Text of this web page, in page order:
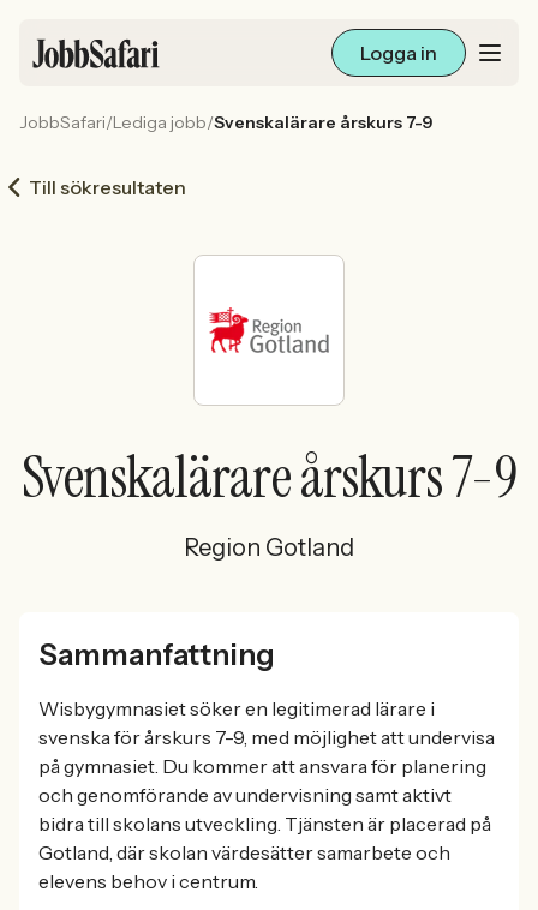
Logga in
Arbetsliv och karriär
För arbetsgivare
Sök med AI
Ny här? Skapa konto
JobbSafari/Lediga jobb/Svenskalärare årskurs 7-9
Till sökresultaten
Svenskalärare årskurs 7-9
Region Gotland
Sammanfattning
Wisbygymnasiet söker en legitimerad lärare i
svenska för årskurs 7-9, med möjlighet att undervisa
på gymnasiet. Du kommer att ansvara för planering
och genomförande av undervisning samt aktivt
bidra till skolans utveckling. Tjänsten är placerad på
Gotland, där skolan värdesätter samarbete och
elevens behov i centrum.